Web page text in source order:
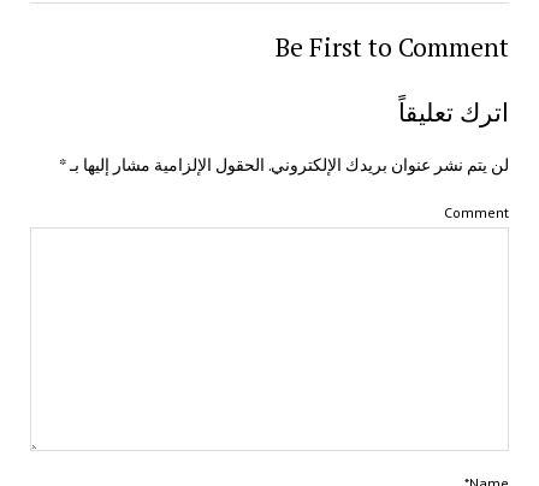
Be First to Comment
اترك تعليقاً
لن يتم نشر عنوان بريدك الإلكتروني. الحقول الإلزامية مشار إليها بـ*
Comment